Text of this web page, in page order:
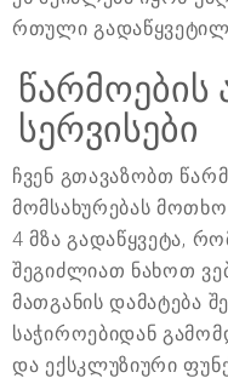
რთული
წარმოების
სერვისები
ჩვენ გთავაზობთ
მომსახურებას
4 მზა გადაწყვეტა,
შეგიძლიათ ნახოთ
მათგანის დამატება
საჭიროებიდან
და ექსკლუზიური